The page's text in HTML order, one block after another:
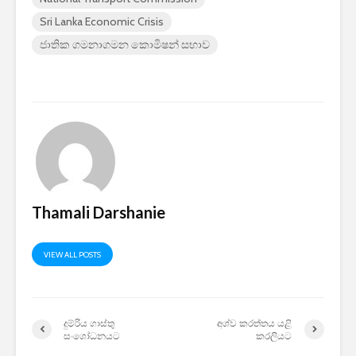
Sri Lanka Economic Crisis
ජාතික ගමනාගමන කොමිෂන් සභාව
Thamali Darshanie
VIEW ALL POSTS
දුම්රිය ගාස්තු
සංශෝධනයට
අශ්ව කරත්තය යළි
කරලියට
2026 යාවත්කාලීනය
හඳුන්වා දීමට
නියමිතයි.